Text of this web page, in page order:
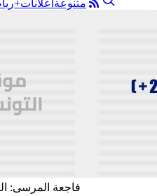
متنوعة اعلانات+